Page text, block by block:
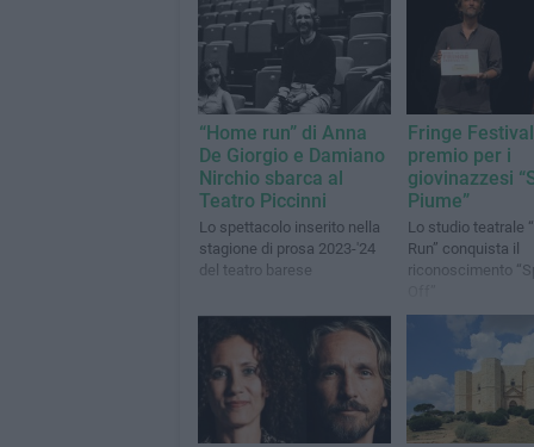
“Home run” di Anna
De Giorgio e Damiano
Nirchio sbarca al
Teatro Piccinni
Lo spettacolo inserito nella
stagione di prosa 2023-'24
del teatro barese
Fringe
premio per i
giovinazzesi
Piume”
Lo studio teatrale
Run” conquista il
riconoscimento